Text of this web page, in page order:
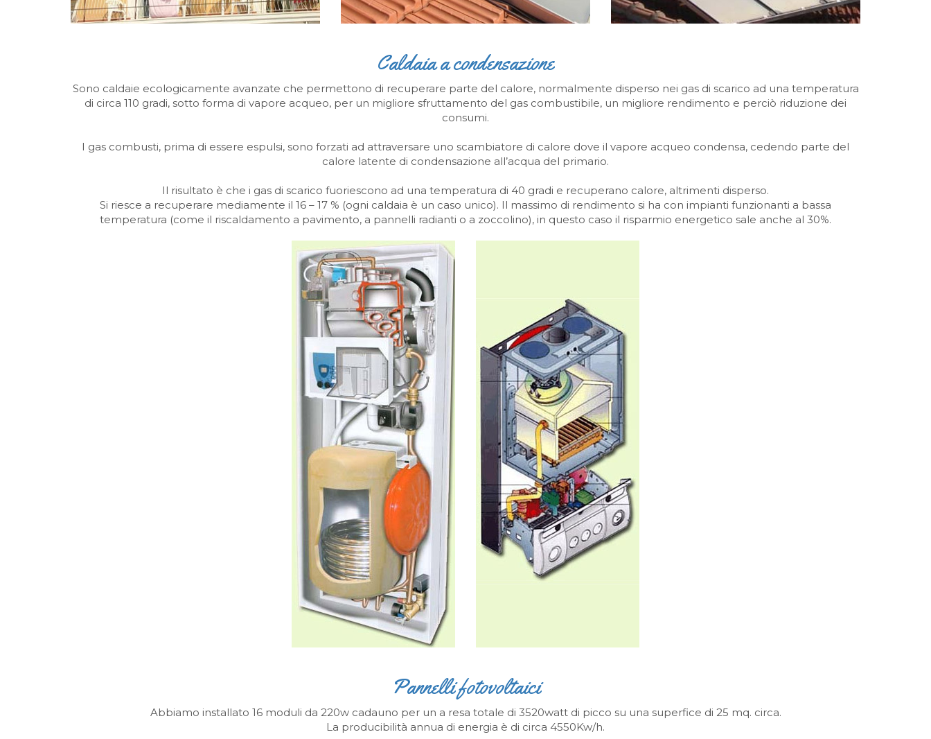
Caldaia a condensazione
Sono caldaie ecologicamente avanzate che permettono di recuperare parte del calore, normalmente disperso nei gas di scarico ad una temperatura
di circa 110 gradi, sotto forma di vapore acqueo, per un migliore sfruttamento del gas combustibile, un migliore rendimento e perciò riduzione dei
consumi.
I gas combusti, prima di essere espulsi, sono forzati ad attraversare uno scambiatore di calore dove il vapore acqueo condensa, cedendo parte del
calore latente di condensazione all’acqua del primario.
Il risultato è che i gas di scarico fuoriescono ad una temperatura di 40 gradi e recuperano calore, altrimenti disperso.
Si riesce a recuperare mediamente il 16 – 17 % (ogni caldaia è un caso unico). Il massimo di rendimento si ha con impianti funzionanti a bassa
temperatura (come il riscaldamento a pavimento, a pannelli radianti o a zoccolino), in questo caso il risparmio energetico sale anche al 30%.
Pannelli fotovoltaici
Abbiamo installato 16 moduli da 220w cadauno per un a resa totale di 3520watt di picco su una superfice di 25 mq. circa.
La producibilità annua di energia è di circa 4550Kw/h.